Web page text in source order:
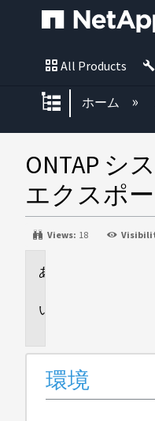
All Products
グロー
ホーム
ONTAP シ
エクスポ
Views: 18
環境